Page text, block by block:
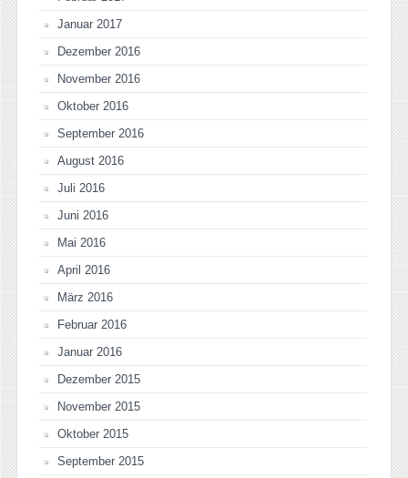
Januar 2017
Dezember 2016
November 2016
Oktober 2016
September 2016
August 2016
Juli 2016
Juni 2016
Mai 2016
April 2016
März 2016
Februar 2016
Januar 2016
Dezember 2015
November 2015
Oktober 2015
September 2015